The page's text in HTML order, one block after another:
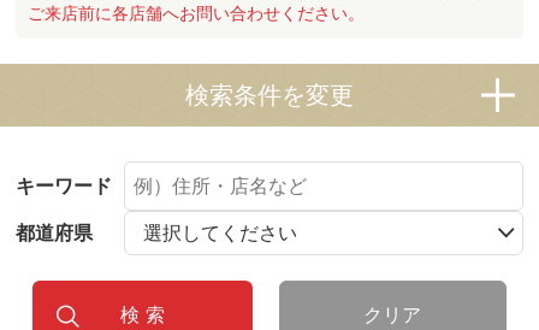
ご来店前に各店舗へお問い合わせください。
検索条件を変更
キーワード
都道府県
クリア